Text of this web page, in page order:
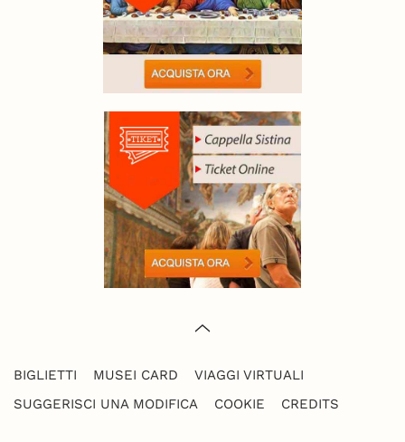
BIGLIETTI MUSEI CARD
VIAGGI VIRTUALI
SUGGERISCI UNA MODIFICA
COOKIE CREDITS